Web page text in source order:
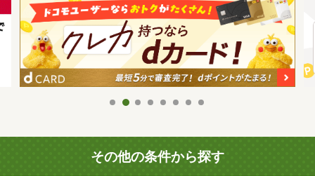
その他の条件から探す